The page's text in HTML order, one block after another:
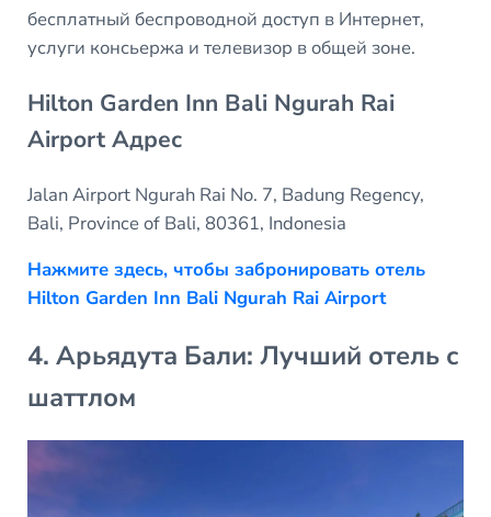
бесплатный беспроводной доступ в Интернет,
услуги консьержа и телевизор в общей зоне.
Hilton Garden Inn Bali Ngurah Rai
Airport Адрес
Jalan Airport Ngurah Rai No. 7, Badung Regency,
Bali, Province of Bali, 80361, Indonesia
Нажмите здесь, чтобы забронировать отель
Hilton Garden Inn Bali Ngurah Rai Airport
4. Арьядута Бали: Лучший отель с
шаттлом